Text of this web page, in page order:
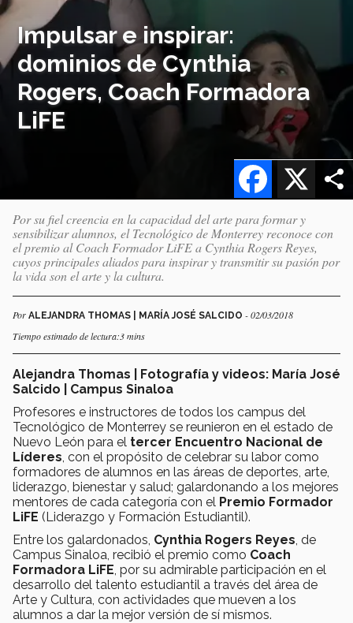
Impulsar e inspirar:
dominios de Cynthia
Rogers, Coach Formadora
LiFE
X
Facebook
Por su fiel creencia en la capacidad del arte para formar y
sensibilizar alumnos, el Tecnológico de Monterrey reconoce con
el premio al Coach Formador LiFE a Cynthia Rogers Reyes,
cuyos principales aliados para inspirar y transmitir su pasión por
la vida son el arte y la cultura.
Por ALEJANDRA THOMAS | MARÍA JOSÉ SALCIDO - 02/03/2018
Tiempo estimado de lectura:3 mins
Alejandra Thomas | Fotografía y videos: María José
Salcido | Campus Sinaloa
Profesores e instructores de todos los campus del
Tecnológico de Monterrey se reunieron en el estado de
Nuevo León para el tercer Encuentro Nacional de
Líderes , con el propósito de celebrar su labor como
formadores de alumnos en las áreas de deportes, arte,
liderazgo, bienestar y salud; galardonando a los mejores
mentores de cada categoría con el Premio Formador
LiFE (Liderazgo y Formación Estudiantil).
Entre los galardonados, Cynthia Rogers Reyes , de
Campus Sinaloa, recibió el premio como Coach
Formadora LiFE , por su admirable participación en el
desarrollo del talento estudiantil a través del área de
Arte y Cultura, con actividades que mueven a los
alumnos a dar la mejor versión de sí mismos.